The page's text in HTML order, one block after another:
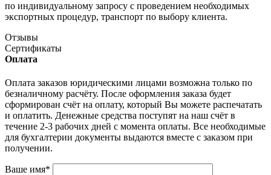
по индивидуальному запросу с проведением необходимых
экспортных процедур, транспорт по выбору клиента.
Отзывы
Сертификаты
Оплата
Оплата заказов юридическими лицами возможна только по
безналичному расчёту. После оформления заказа будет
сформирован счёт на оплату, который Вы можете распечатать
и оплатить. Денежные средства поступят на наш счёт в
течение 2-3 рабочих дней с момента оплаты. Все необходимые
для бухгалтерии документы выдаются вместе с заказом при
получении.
Ваше имя*